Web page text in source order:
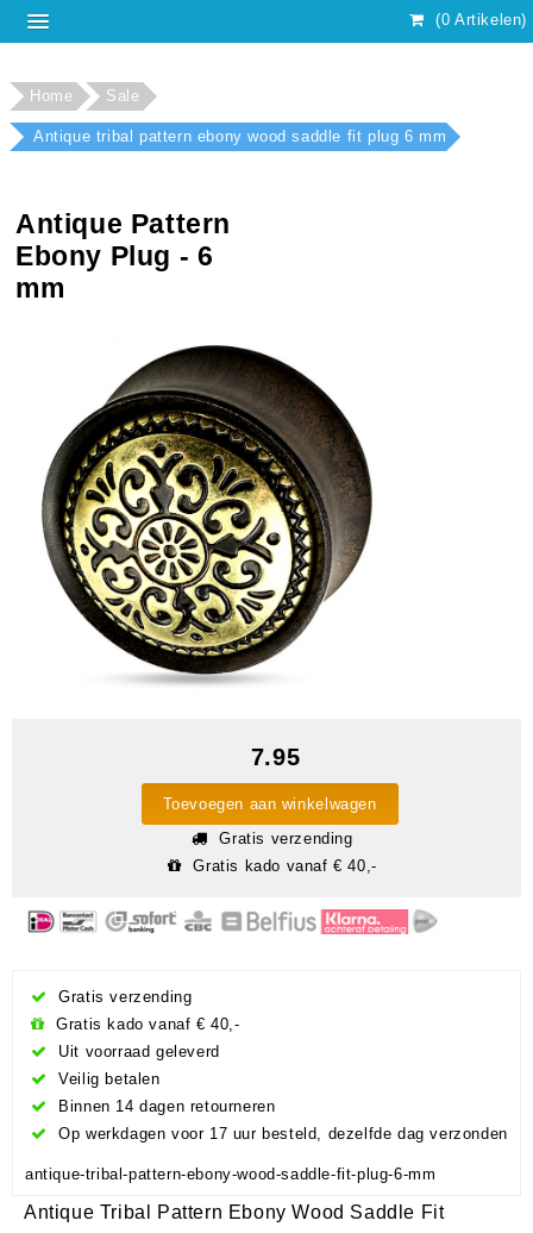
(0 Artikelen)
Home Sale
Antique tribal pattern ebony wood saddle fit plug 6 mm
Antique Pattern
Ebony Plug - 6
mm
7.95
Toevoegen aan winkelwagen
Gratis verzending
Gratis kado vanaf € 40,-
Gratis verzending
Gratis kado vanaf € 40,-
Uit voorraad geleverd
Veilig betalen
Binnen 14 dagen retourneren
Op werkdagen voor 17 uur besteld, dezelfde dag verzonden
antique-tribal-pattern-ebony-wood-saddle-fit-plug-6-mm
Antique Tribal Pattern Ebony Wood Saddle Fit